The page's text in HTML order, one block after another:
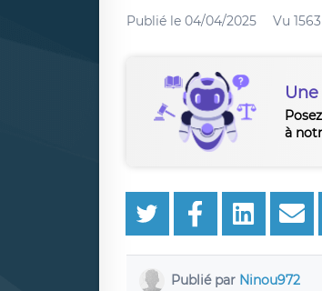
Publié le 04/04/2025 Vu
à
Publié par Ninou972